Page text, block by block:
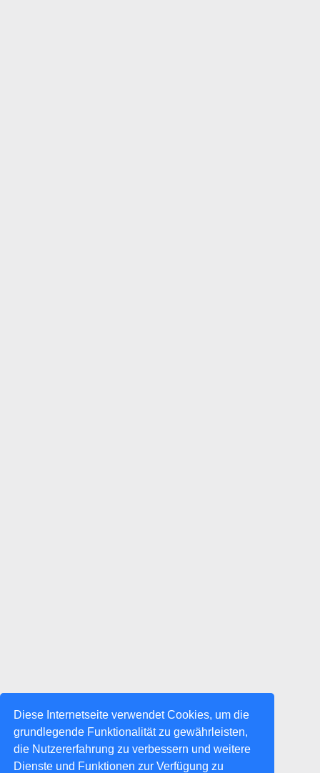
Diese Internetseite verwendet Cookies, um die
grundlegende Funktionalität zu gewährleisten,
die Nutzererfahrung zu verbessern und weitere
Dienste und Funktionen zur Verfügung zu